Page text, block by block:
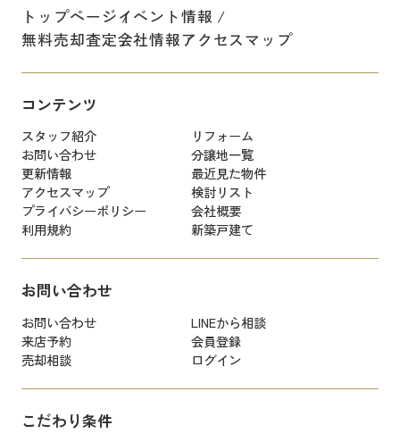
トップページイベント情報
無料売却査定会社情報アクセスマップ
コンテンツ
スタッフ紹介
リフォーム
お問い合わせ
分譲地一覧
更新情報
最近見た物件
アクセスマップ
検討リスト
プライバシーポリシー
会社概要
利用規約
新築戸建て
お問い合わせ
お問い合わせ
LINEから相談
来店予約
会員登録
売却相談
ログイン
こだわり条件